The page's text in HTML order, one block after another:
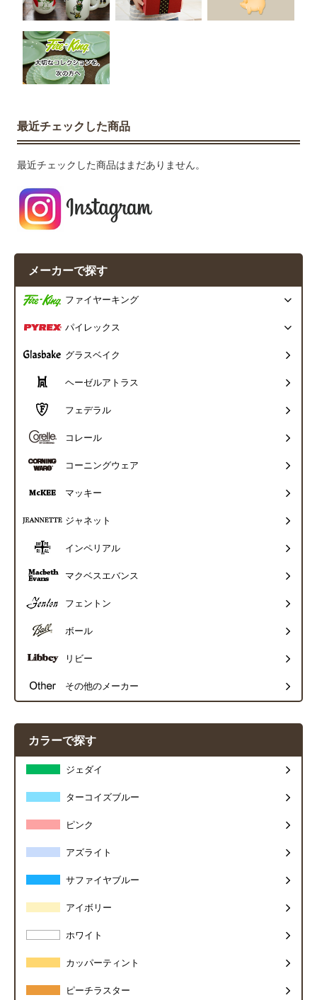
最近チェックした商品
最近チェックした商品はまだありません。
メーカーで探す
ファイヤーキング
パイレックス
グラスベイク
ヘーゼルアトラス
フェデラル
コレール
コーニングウェア
マッキー
ジャネット
インペリアル
マクベスエバンス
フェントン
ボール
リビー
その他のメーカー
カラーで探す
ジェダイ
ターコイズブルー
ピンク
アズライト
サファイヤブルー
アイボリー
ホワイト
カッパーティント
ピーチラスター